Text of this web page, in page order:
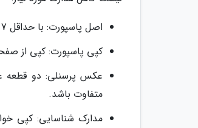
اصل پاسپورت: با حداقل 7 تا 12 ماه اعتبار از تاریخ سفر و داشتن حداقل دو تا سه صفحه خالی متوالی.
کپی پاسپورت: کپی از
متفاوت باشد.
مدارک شناسایی: کپی